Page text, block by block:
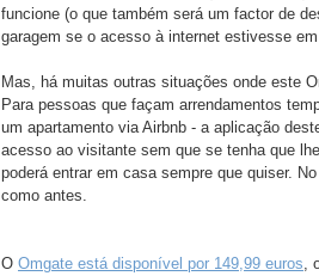
funcione (o que também será um factor de
garagem se o acesso à internet estivesse
Mas, há muitas outras situações onde este
Para pessoas que façam arrendamentos
um apartamento via Airbnb - a aplicação
acesso ao visitante sem que se tenha que
poderá entrar em casa sempre que quiser.
como antes.
O Omgate está disponível por 149,99 euros,